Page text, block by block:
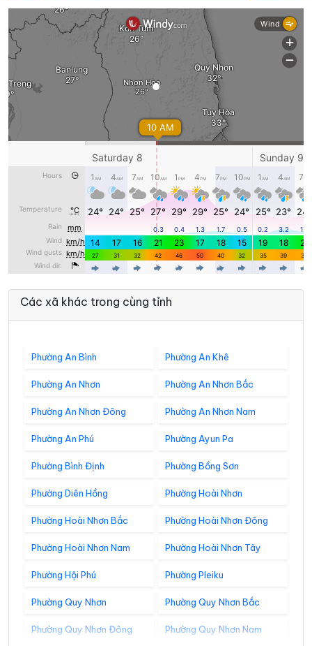
Các xã khác trong cùng tỉnh
Phường An Bình Phường An Khê
Phường An Nhơn Phường An Nhơn Bắc
Phường An Nhơn Đông Phường An Nhơn Nam
Phường An Phú Phường Ayun Pa
Phường Bình Định Phường Bồng Sơn
Phường Diên Hồng Phường Hoài Nhơn
Phường Hoài Nhơn Bắc Phường Hoài Nhơn Đông
Phường Hoài Nhơn Nam Phường Hoài Nhơn Tây
Phường Hội Phú Phường Pleiku
Phường Quy Nhơn Phường Quy Nhơn Bắc
Phường Quy Nhơn Đông Phường Quy Nhơn Nam